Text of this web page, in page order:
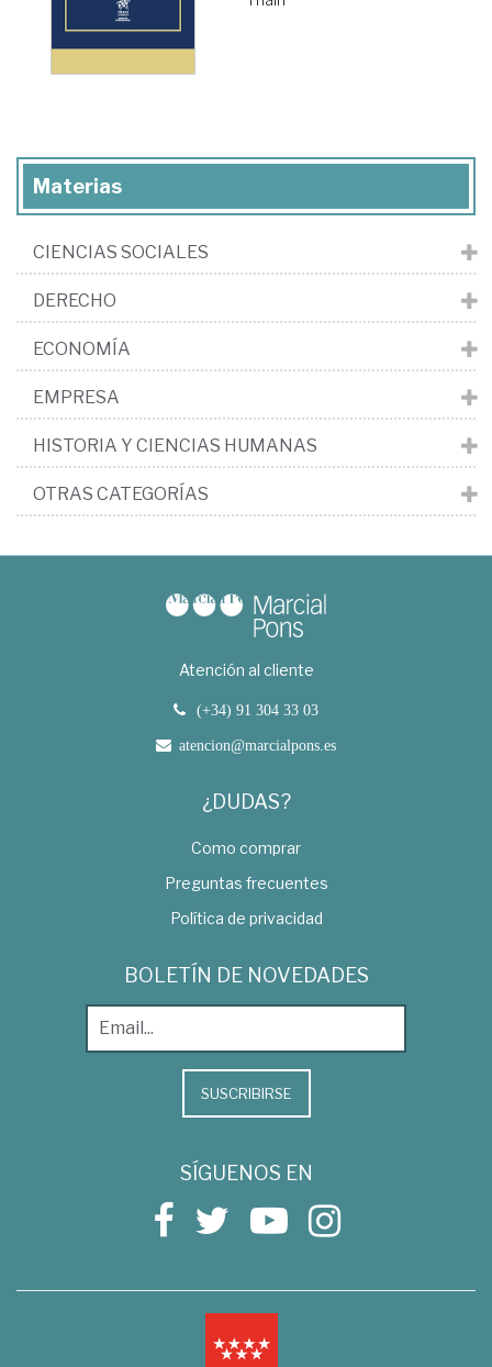
Materias
CIENCIAS SOCIALES
DERECHO
ECONOMÍA
EMPRESA
HISTORIA Y CIENCIAS HUMANAS
OTRAS CATEGORÍAS
Atención al cliente
(+34) 91 304 33 03
atencion@marcialpons.es
¿DUDAS?
Como comprar
Preguntas frecuentes
Política de privacidad
BOLETÍN DE NOVEDADES
SUSCRIBIRSE
SÍGUENOS EN